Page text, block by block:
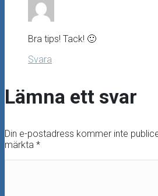
Bra tips! Tack! 🙂
Svara
Lämna ett svar
Din e-postadress kommer inte
märkta *